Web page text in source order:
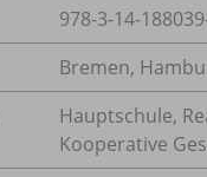
978-3-14-
Bremen,
Hauptschule,
Kooperative